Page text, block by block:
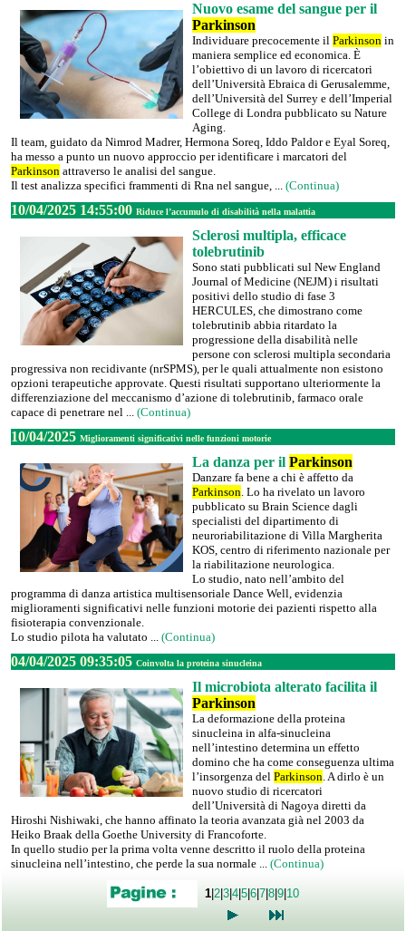
Nuovo esame del sangue per il
Parkinson
Individuare precocemente il Parkinson in
maniera semplice ed economica. È
l’obiettivo di un lavoro di ricercatori
dell’Università Ebraica di Gerusalemme,
dell’Università del Surrey e dell’Imperial
College di Londra pubblicato su Nature
Aging.
Il team, guidato da Nimrod Madrer, Hermona Soreq, Iddo Paldor e Eyal Soreq,
ha messo a punto un nuovo approccio per identificare i marcatori del
Parkinson attraverso le analisi del sangue.
Il test analizza specifici frammenti di Rna nel sangue, ... (Continua)
10/04/2025 14:55:00 Riduce l’accumulo di disabilità nella malattia
Sclerosi multipla, efficace
tolebrutinib
Sono stati pubblicati sul New England
Journal of Medicine (NEJM) i risultati
positivi dello studio di fase 3
HERCULES, che dimostrano come
tolebrutinib abbia ritardato la
progressione della disabilità nelle
persone con sclerosi multipla secondaria
progressiva non recidivante (nrSPMS), per le quali attualmente non esistono
opzioni terapeutiche approvate. Questi risultati supportano ulteriormente la
differenziazione del meccanismo d’azione di tolebrutinib, farmaco orale
capace di penetrare nel ... (Continua)
10/04/2025 Miglioramenti significativi nelle funzioni motorie
La danza per il Parkinson
Danzare fa bene a chi è affetto da
Parkinson. Lo ha rivelato un lavoro
pubblicato su Brain Science dagli
specialisti del dipartimento di
neuroriabilitazione di Villa Margherita
KOS, centro di riferimento nazionale per
la riabilitazione neurologica.
Lo studio, nato nell’ambito del
programma di danza artistica multisensoriale Dance Well, evidenzia
miglioramenti significativi nelle funzioni motorie dei pazienti rispetto alla
fisioterapia convenzionale.
Lo studio pilota ha valutato ... (Continua)
04/04/2025 09:35:05 Coinvolta la proteina sinucleina
Il microbiota alterato facilita il
Parkinson
La deformazione della proteina
sinucleina in alfa-sinucleina
nell’intestino determina un effetto
domino che ha come conseguenza ultima
l’insorgenza del Parkinson. A dirlo è un
nuovo studio di ricercatori
dell’Università di Nagoya diretti da
Hiroshi Nishiwaki, che hanno affinato la teoria avanzata già nel 2003 da
Heiko Braak della Goethe University di Francoforte.
In quello studio per la prima volta venne descritto il ruolo della proteina
sinucleina nell’intestino, che perde la sua normale ... (Continua)
1|2|3|4|5|6|7|8|9|10